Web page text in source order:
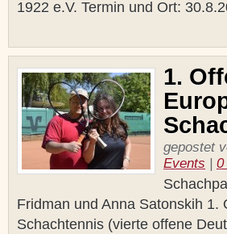
1922 e.V. Termin und Ort:
1.
gepostet
Events
0
Fridman und Anna Satonskih
Schachtennis (vierte offene